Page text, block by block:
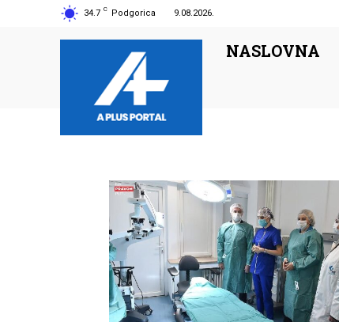
34.7 C Podgorica 9.08.2026.
NASLOVNA